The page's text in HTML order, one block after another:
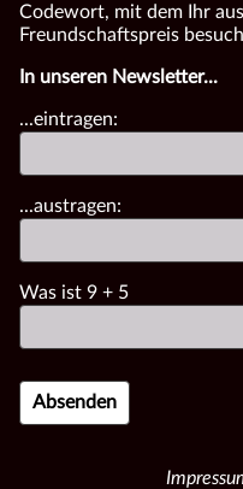
Codewort, mit dem Ihr
Freundschaftspreis
In unseren Newsletter...
...eintragen:
...austragen:
Was ist 9 + 5